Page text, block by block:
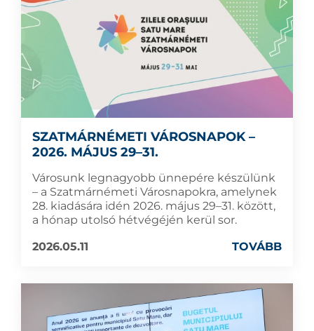
SZATMÁRNÉMETI VÁROSNAPOK –
2026. MÁJUS 29–31.
Városunk legnagyobb ünnepére készülünk
– a Szatmárnémeti Városnapokra, amelynek
28. kiadására idén 2026. május 29–31. között,
a hónap utolsó hétvégéjén kerül sor.
2026.05.11
TOVÁBB